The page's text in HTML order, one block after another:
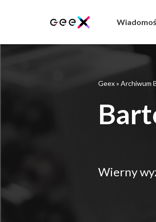
Geex» Archiwum
Wierny